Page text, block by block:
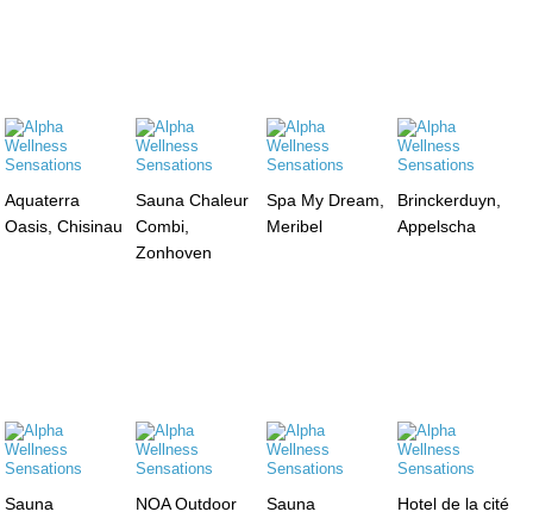
Aquaterra
Oasis, Chisinau
Sauna Chaleur
Combi,
Zonhoven
Spa My Dream,
Meribel
Brinckerduyn,
Appelscha
Sauna
NOA Outdoor
Sauna
Hotel de la cité